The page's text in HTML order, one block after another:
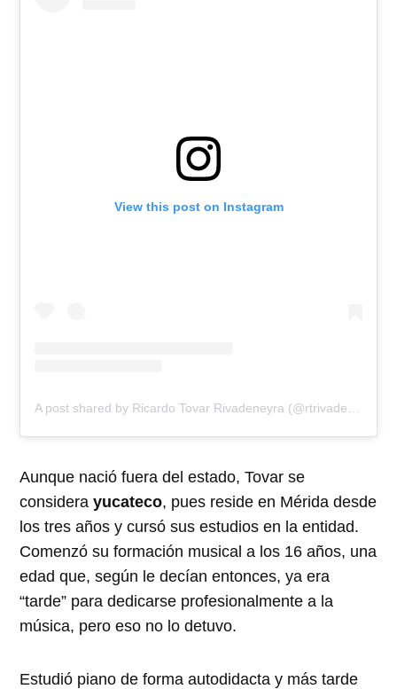
View this post on Instagram
Aunque nació fuera del estado, Tovar se
considerayucateco, pues reside en Mérida desde
los tres años y cursó sus estudios en la entidad.
Comenzó su formación musical a los 16 años, una
edad que, según le decían entonces, ya era
“tarde” para dedicarse profesionalmente a la
música, pero eso no lo detuvo.
Estudió piano de forma autodidacta y más tarde